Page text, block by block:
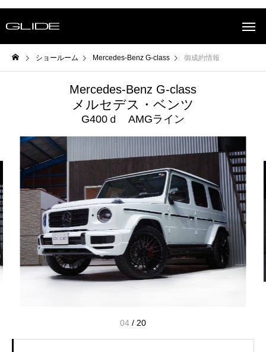
ショールーム Mercedes-Benz G-class 御成約情報
Mercedes-Benz G-class
メルセデス・ベンツ
G400ｄ AMGライン
04 / 20